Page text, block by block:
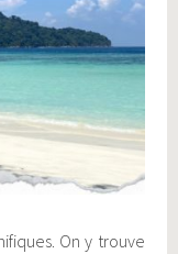
On y trouve